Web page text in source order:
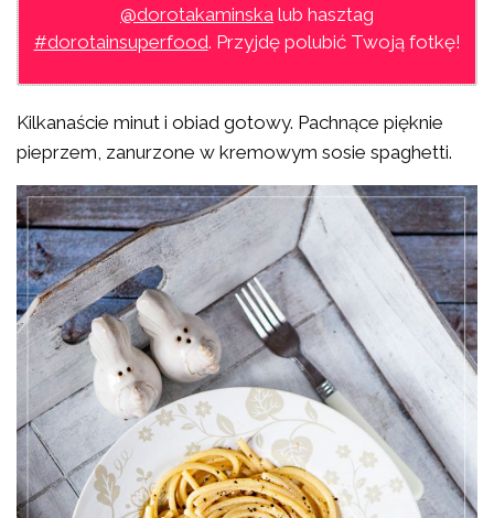
@dorotakaminska lub hasztag
#dorotainsuperfood. Przyjdę polubić Twoją fotkę!
Kilkanaście minut i obiad gotowy. Pachnące pięknie
pieprzem, zanurzone w kremowym sosie spaghetti.